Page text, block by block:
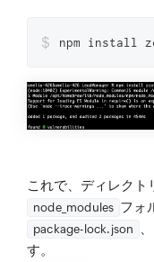
$ npm install
これで、ディレクト
node_modules フォ
package-lock.json
す。